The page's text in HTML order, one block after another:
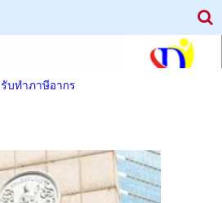
รับทำภาษีอากร